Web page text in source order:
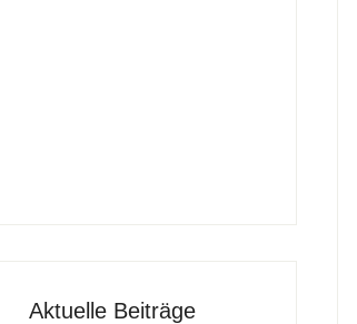
Aktuelle Beiträge